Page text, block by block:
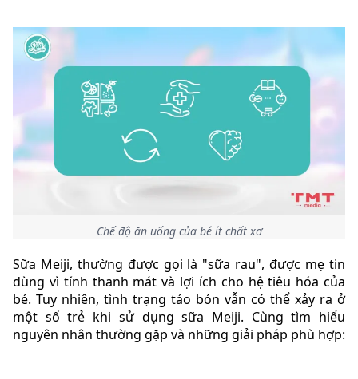
Chế độ ăn uống của bé ít chất xơ
Sữa Meiji, thường được gọi là "sữa rau", được mẹ tin
dùng vì tính thanh mát và lợi ích cho hệ tiêu hóa của
bé. Tuy nhiên, tình trạng táo bón vẫn có thể xảy ra ở
một số trẻ khi sử dụng sữa Meiji. Cùng tìm hiểu
nguyên nhân thường gặp và những giải pháp phù hợp: